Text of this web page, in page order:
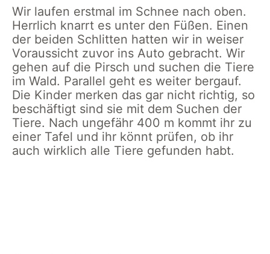
Wir laufen erstmal im Schnee nach oben.
Herrlich knarrt es unter den Füßen. Einen
der beiden Schlitten hatten wir in weiser
Voraussicht zuvor ins Auto gebracht. Wir
gehen auf die Pirsch und suchen die Tiere
im Wald. Parallel geht es weiter bergauf.
Die Kinder merken das gar nicht richtig, so
beschäftigt sind sie mit dem Suchen der
Tiere. Nach ungefähr 400 m kommt ihr zu
einer Tafel und ihr könnt prüfen, ob ihr
auch wirklich alle Tiere gefunden habt.